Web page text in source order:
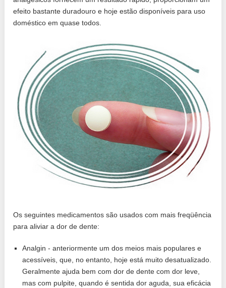
efeito bastante duradouro e hoje estão disponíveis para uso
doméstico em quase todos.
Os seguintes medicamentos são usados ​​com mais freqüência
para aliviar a dor de dente:
Analgin - anteriormente um dos meios mais populares e
acessíveis, que, no entanto, hoje está muito desatualizado.
Geralmente ajuda bem com dor de dente com dor leve,
mas com pulpite, quando é sentida dor aguda, sua eficácia